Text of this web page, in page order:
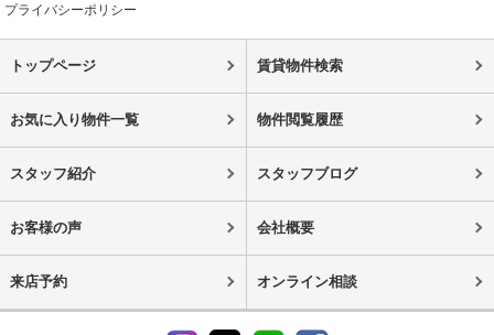
プライバシーポリシー
トップページ 賃貸物件検索
お気に入り物件一覧 物件閲覧履歴
スタッフ紹介 スタッフブログ
お客様の声 会社概要
来店予約 オンライン相談